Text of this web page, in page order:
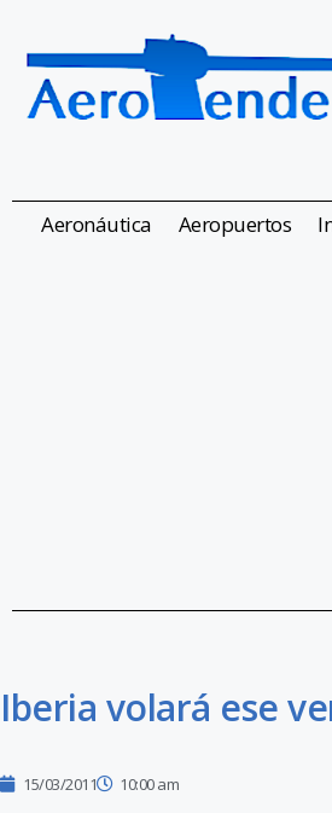
Aeronáutica Aeropuertos
Iberia volará ese
15/03/2011 10:00 am